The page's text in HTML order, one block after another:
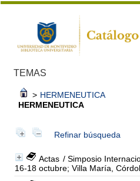
TEMAS
> HERMENEUTICA
HERMENEUTICA
Refinar búsqueda
Actas / Simposio
16-18 octubre; Villa María,